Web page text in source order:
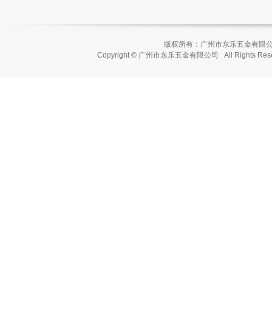
版权所有：广州市东乐五金有
Copyright © 广州市东乐五金有限公司 All Rights